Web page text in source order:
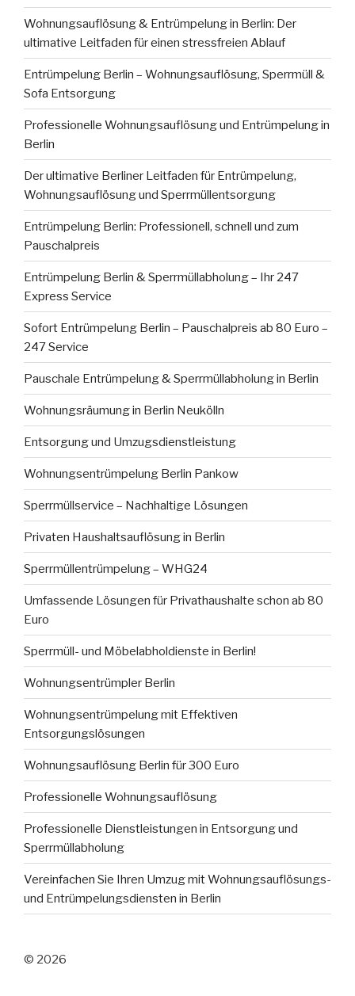
Wohnungsauflösung & Entrümpelung in Berlin: Der
ultimative Leitfaden für einen stressfreien Ablauf
Entrümpelung Berlin – Wohnungsauflösung, Sperrmüll &
Sofa Entsorgung
Professionelle Wohnungsauflösung und Entrümpelung in
Berlin
Der ultimative Berliner Leitfaden für Entrümpelung,
Wohnungsauflösung und Sperrmüllentsorgung
Entrümpelung Berlin: Professionell, schnell und zum
Pauschalpreis
Entrümpelung Berlin & Sperrmüllabholung – Ihr 247
Express Service
Sofort Entrümpelung Berlin – Pauschalpreis ab 80 Euro –
247 Service
Pauschale Entrümpelung & Sperrmüllabholung in Berlin
Wohnungsräumung in Berlin Neukölln
Entsorgung und Umzugsdienstleistung
Wohnungsentrümpelung Berlin Pankow
Sperrmüllservice – Nachhaltige Lösungen
Privaten Haushaltsauflösung in Berlin
Sperrmüllentrümpelung – WHG24
Umfassende Lösungen für Privathaushalte schon ab 80
Euro
Sperrmüll- und Möbelabholdienste in Berlin!
Wohnungsentrümpler Berlin
Wohnungsentrümpelung mit Effektiven
Entsorgungslösungen
Wohnungsauflösung Berlin für 300 Euro
Professionelle Wohnungsauflösung
Professionelle Dienstleistungen in Entsorgung und
Sperrmüllabholung
Vereinfachen Sie Ihren Umzug mit Wohnungsauflösungs-
und Entrümpelungsdiensten in Berlin
© 2026